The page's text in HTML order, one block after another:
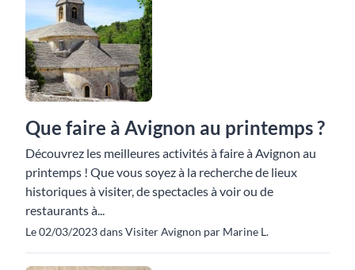
Que faire à Avignon au printemps ?
Découvrez les meilleures activités à faire à Avignon au
printemps ! Que vous soyez à la recherche de lieux
historiques à visiter, de spectacles à voir ou de
restaurants à...
Le 02/03/2023 dans Visiter Avignon par Marine L.